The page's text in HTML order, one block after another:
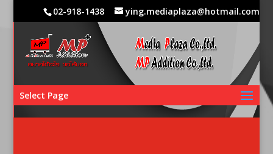
02-918-1438 ying.mediaplaza@hotmail.com
Select Page